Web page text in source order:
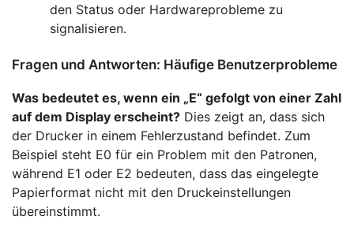
den Status oder Hardwareprobleme zu
signalisieren.
Fragen und Antworten: Häufige Benutzerprobleme
Was bedeutet es, wenn ein „E“ gefolgt von einer Zahl
auf dem Display erscheint? Dies zeigt an, dass sich
der Drucker in einem Fehlerzustand befindet. Zum
Beispiel steht E0 für ein Problem mit den Patronen,
während E1 oder E2 bedeuten, dass das eingelegte
Papierformat nicht mit den Druckeinstellungen
übereinstimmt.